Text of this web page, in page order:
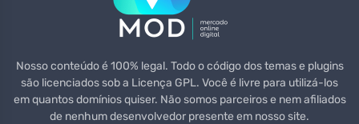
Nosso conteúdo é 100% legal. Todo o código dos temas e plugins
são licenciados sob a Licença GPL. Você é livre para utilizá-los
em quantos domínios quiser. Não somos parceiros e nem afiliados
de nenhum desenvolvedor presente em nosso site.